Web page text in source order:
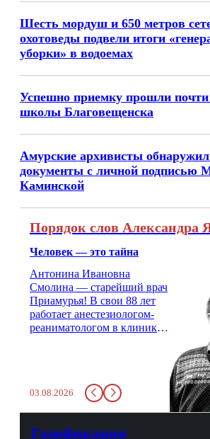
Шесть мордуш и 650 метров
охотоведы подвели итоги
уборки» в водоемах
Успешно приемку прошли почти
школы Благовещенска
Амурские архивисты
документы с личной подписью
Каминской
Порядок слов Александра
Человек — это тайна
Антонина Ивановна
Смолина — старейший врач
Приамурья! В свои 88 лет
работает анестезиологом-
реаниматологом в клинике
стажем о жизни, смерти
душе и духе. Откровенно о
03.08.2026
Газификация